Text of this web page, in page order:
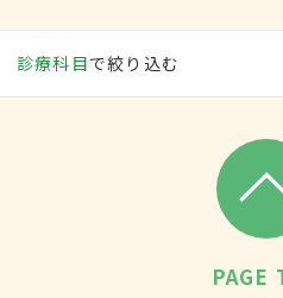
診療科目で絞り込む
PAGE